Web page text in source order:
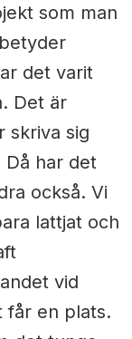
som man
det varit
Det är
skriva sig
har det
också. Vi
lattjat och
vid
får en plats.